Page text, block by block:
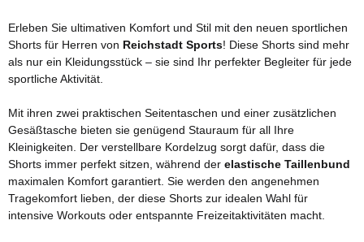
Erleben Sie ultimativen Komfort und Stil mit den neuen sportlichen
Shorts für Herren von Reichstadt Sports! Diese Shorts sind mehr
als nur ein Kleidungsstück – sie sind Ihr perfekter Begleiter für jede
sportliche Aktivität.
Mit ihren zwei praktischen Seitentaschen und einer zusätzlichen
Gesäßtasche bieten sie genügend Stauraum für all Ihre
Kleinigkeiten. Der verstellbare Kordelzug sorgt dafür, dass die
Shorts immer perfekt sitzen, während der elastische Taillenbund
maximalen Komfort garantiert. Sie werden den angenehmen
Tragekomfort lieben, der diese Shorts zur idealen Wahl für
intensive Workouts oder entspannte Freizeitaktivitäten macht.